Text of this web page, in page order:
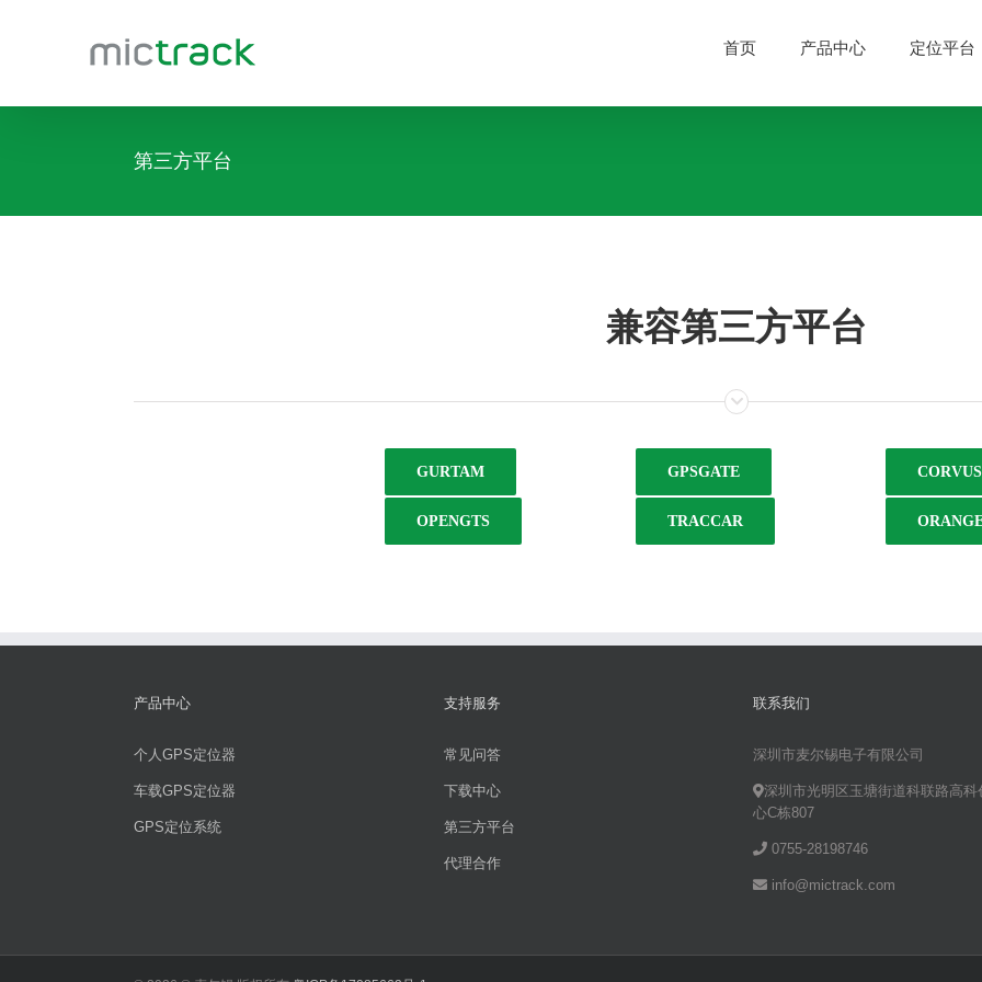
首页 产品中心 定位平台
第三方平台
兼容第三方平台
GURTAM
OPENGTS
GPSGATE
TRACCAR
产品中心
个人GPS定位器
车载GPS定位器
GPS定位系统
支持服务
常见问答
下载中心
第三方平台
代理合作
联系我们
深圳市麦尔锡电子有限公司
深圳市光明区玉塘街道科联路高科
心C栋807
0755-28198746
info@mictrack.com